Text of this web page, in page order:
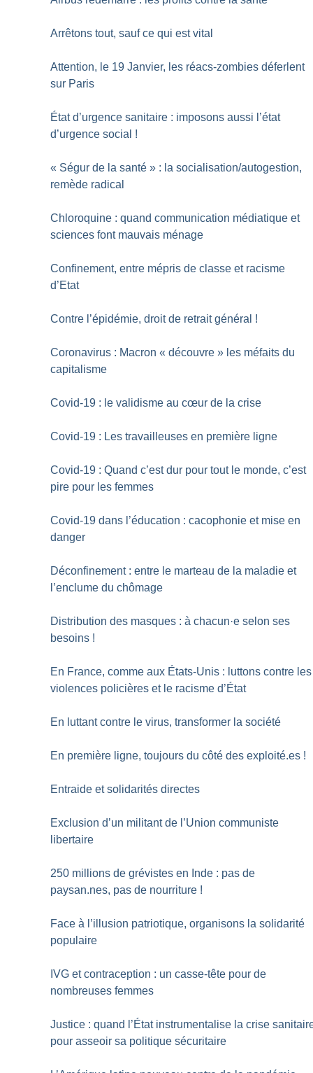
Arrêtons tout, sauf ce qui est vital
Attention, le 19 Janvier, les réacs-zombies déferlent
sur Paris
État d’urgence sanitaire : imposons aussi l’état
d’urgence social !
« Ségur de la santé » : la socialisation/autogestion,
remède radical
Chloroquine : quand communication médiatique et
sciences font mauvais ménage
Confinement, entre mépris de classe et racisme
d’Etat
Contre l’épidémie, droit de retrait général !
Coronavirus : Macron « découvre » les méfaits du
capitalisme
Covid-19 : le validisme au cœur de la crise
Covid-19 : Les travailleuses en première ligne
Covid-19 : Quand c’est dur pour tout le monde, c’est
pire pour les femmes
Covid-19 dans l’éducation : cacophonie et mise en
danger
Déconfinement : entre le marteau de la maladie et
l’enclume du chômage
Distribution des masques : à chacun·e selon ses
besoins !
En France, comme aux États-Unis : luttons contre les
violences policières et le racisme d’État
En luttant contre le virus, transformer la société
En première ligne, toujours du côté des exploité.es !
Entraide et solidarités directes
Exclusion d’un militant de l’Union communiste
libertaire
250 millions de grévistes en Inde : pas de
paysan.nes, pas de nourriture !
Face à l’illusion patriotique, organisons la solidarité
populaire
IVG et contraception : un casse-tête pour de
nombreuses femmes
Justice : quand l’État instrumentalise la crise
pour asseoir sa politique sécuritaire